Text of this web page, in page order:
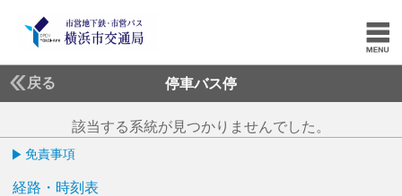
戻る 停車バス停
該当する系統が見つかりませんでした。
免責事項
経路・時刻表